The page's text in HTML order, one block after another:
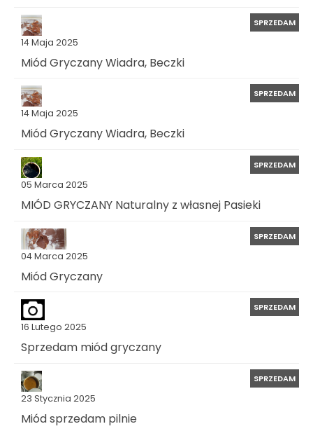
14 Maja 2025
SPRZEDAM
Miód Gryczany Wiadra, Beczki
14 Maja 2025
SPRZEDAM
Miód Gryczany Wiadra, Beczki
05 Marca 2025
SPRZEDAM
MIÓD GRYCZANY Naturalny z własnej Pasieki
04 Marca 2025
SPRZEDAM
Miód Gryczany
16 Lutego 2025
SPRZEDAM
Sprzedam miód gryczany
23 Stycznia 2025
SPRZEDAM
Miód sprzedam pilnie